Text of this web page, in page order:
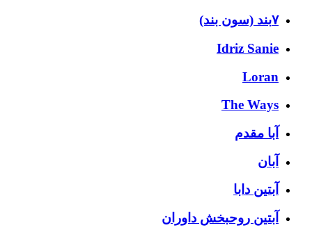
۷بند (سون بند)
Idriz Sanie
Loran
The Ways
آبا مقدم
آبان
آبتین دابا
آبتین روحبخش داوران